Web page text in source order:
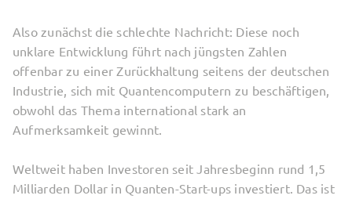
Also zunächst die schlechte Nachricht: Diese noch
unklare Entwicklung führt nach jüngsten Zahlen
offenbar zu einer Zurückhaltung seitens der deutschen
Industrie, sich mit Quantencomputern zu beschäftigen,
obwohl das Thema international stark an
Aufmerksamkeit gewinnt.
Weltweit haben Investoren seit Jahresbeginn rund 1,5
Milliarden Dollar in Quanten-Start-ups investiert. Das ist